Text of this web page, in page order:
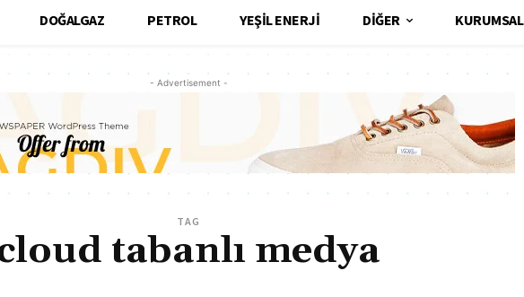
DOĞALGAZ PETROL YEŞİL ENERJİ DİĞER KURUMSAL
- Advertisement -
TAG
tabanlı medya